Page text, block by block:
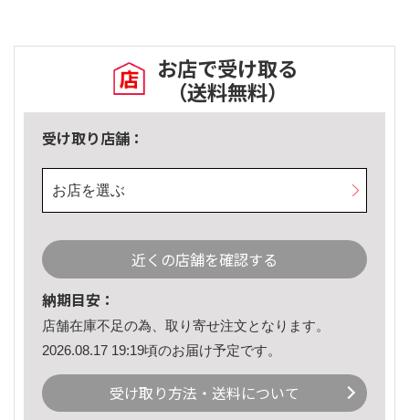
お店で受け取る
（送料無料）
受け取り店舗：
お店を選ぶ
近くの店舗を確認する
納期目安：
店舗在庫不足の為、取り寄せ注文となります。
2026.08.17 19:19頃のお届け予定です。
受け取り方法・送料について